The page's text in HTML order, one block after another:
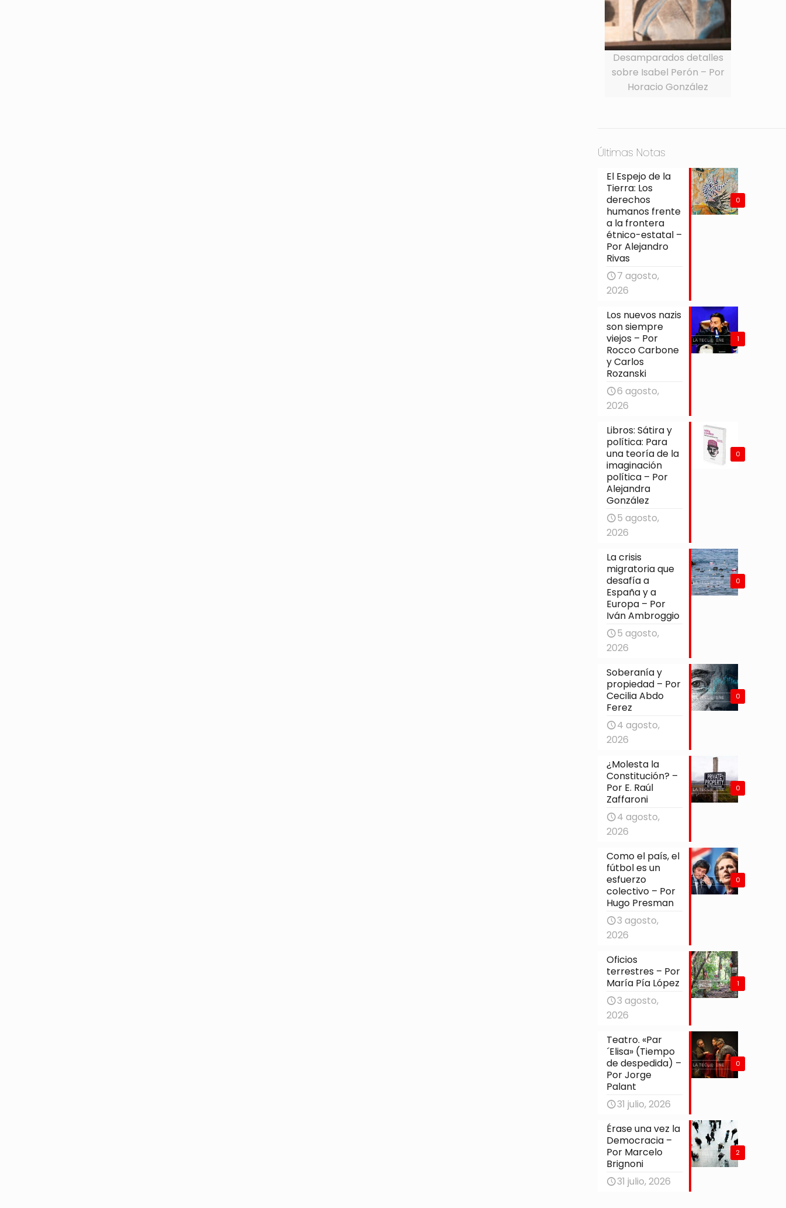
Desamparados detalles
sobre Isabel Perón – Por
Horacio González
Últimas Notas
0
El Espejo de la
Tierra: Los
derechos
humanos frente
a la frontera
étnico-estatal –
Por Alejandro
Rivas
7 agosto,
2026
1
Los nuevos nazis
son siempre
viejos – Por
Rocco Carbone
y Carlos
Rozanski
6 agosto,
2026
0
Libros: Sátira y
política: Para
una teoría de la
imaginación
política – Por
Alejandra
González
5 agosto,
2026
0
La crisis
migratoria que
desafía a
España y a
Europa – Por
Iván Ambroggio
5 agosto,
2026
0
Soberanía y
propiedad – Por
Cecilia Abdo
Ferez
4 agosto,
2026
0
¿Molesta la
Constitución? –
Por E. Raúl
Zaffaroni
4 agosto,
2026
0
Como el país, el
fútbol es un
esfuerzo
colectivo – Por
Hugo Presman
3 agosto,
2026
1
Oficios
terrestres – Por
María Pía López
3 agosto,
2026
0
Teatro. «Par
´Elisa» (Tiempo
de despedida) –
Por Jorge
Palant
31 julio, 2026
2
Érase una vez la
Democracia –
Por Marcelo
Brignoni
31 julio, 2026